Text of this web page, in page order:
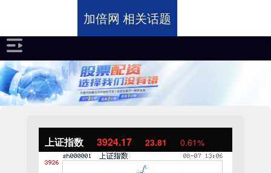
上证指数 3924.17 23.81 0.61%
加倍网 相关话题